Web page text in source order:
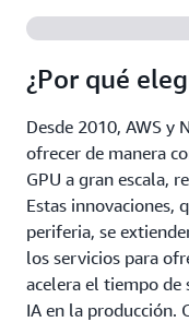
¿Por qué
Desde 2010, AWS y
ofrecer de manera
GPU a gran escala,
Estas innovaciones,
periferia, se
los servicios para
acelera el tiempo
IA en la producción.